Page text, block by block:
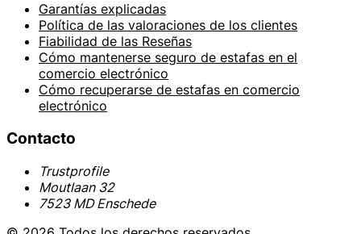
Garantías explicadas
Política de las valoraciones de los clientes
Fiabilidad de las Reseñas
Cómo mantenerse seguro de estafas en el
comercio electrónico
Cómo recuperarse de estafas en comercio
electrónico
Contacto
Trustprofile
Moutlaan 32
7523 MD Enschede